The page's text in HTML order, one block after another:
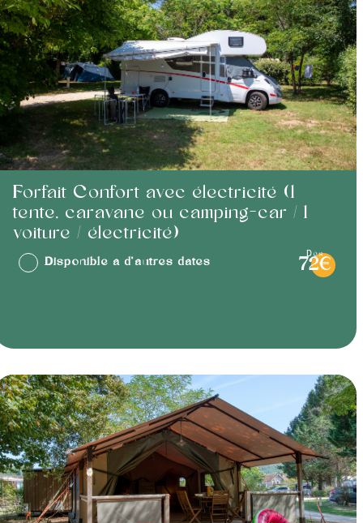
Forfait Confort avec électricité (1
tente, caravane ou camping-car / 1
voiture / électricité)
Disponible à d'autres dates
dès
72€